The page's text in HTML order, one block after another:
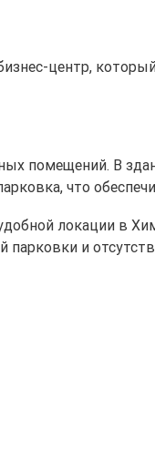
центр,
помещений. В
что
локации в
парковки и